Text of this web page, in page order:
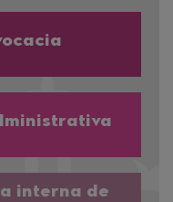
interna de